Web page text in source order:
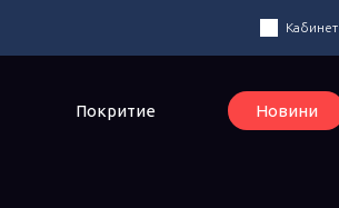
Кабинет
Покритие Новини